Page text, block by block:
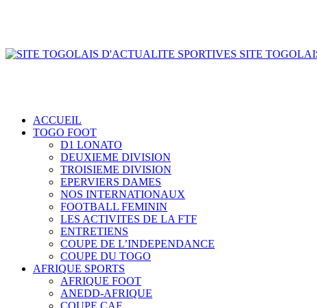
SITE
ACCUEIL
TOGO FOOT
D1 LONATO
DEUXIEME DIVISION
TROISIEME DIVISION
EPERVIERS DAMES
NOS INTERNATIONAUX
FOOTBALL FEMININ
LES ACTIVITES DE LA FTF
ENTRETIENS
COUPE DE L’INDEPENDANCE
COUPE DU TOGO
AFRIQUE SPORTS
AFRIQUE FOOT
ANEDD-AFRIQUE
COUPE CAF